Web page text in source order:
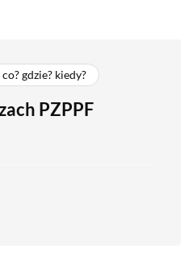
co? gdzie? kiedy?
PZPPF